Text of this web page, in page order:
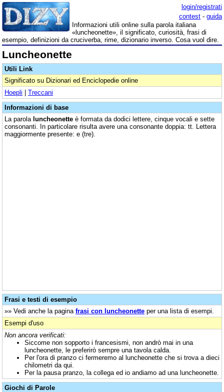
login/registrati
contest - guida
Informazioni utili online sulla parola italiana
«luncheonette», il significato, curiosità, frasi di
esempio, definizioni da cruciverba, rime, dizionario inverso. Cosa vuol dire.
Luncheonette
Utili Link
Significato su Dizionari ed Enciclopedie online
Hoepli | Treccani
Informazioni di base
La parola luncheonette è formata da dodici lettere, cinque vocali e sette
consonanti. In particolare risulta avere una consonante doppia: tt. Lettera
maggiormente presente: e (tre).
Frasi e testi di esempio
»» Vedi anche la pagina frasi con luncheonette per una lista di esempi.
Esempi d'uso
Non ancora verificati:
Siccome non sopporto i francesismi, non andrò mai in una
luncheonette, le preferirò sempre una tavola calda.
Per l'ora di pranzo ci fermeremo al luncheonette che si trova a dieci
chilometri da qui.
Per la pausa pranzo, la collega ed io andiamo ad una luncheonette.
Giochi di Parole